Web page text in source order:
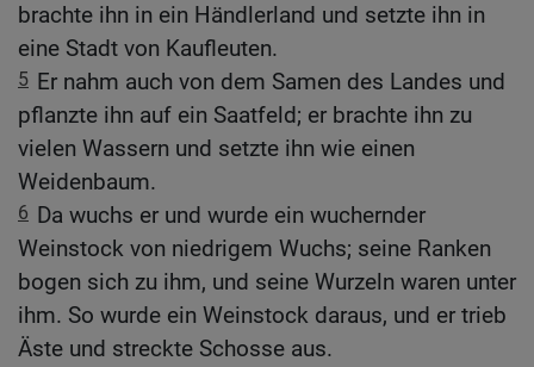
brachte ihn in ein Händlerland und setzte ihn in
eine Stadt von Kaufleuten.
5 Er nahm auch von dem Samen des Landes und
pflanzte ihn auf ein Saatfeld; er brachte ihn zu
vielen Wassern und setzte ihn wie einen
Weidenbaum.
6 Da wuchs er und wurde ein wuchernder
Weinstock von niedrigem Wuchs; seine Ranken
bogen sich zu ihm, und seine Wurzeln waren unter
ihm. So wurde ein Weinstock daraus, und er trieb
Äste und streckte Schosse aus.